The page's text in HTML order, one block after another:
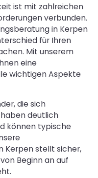
ist mit zahlreichen
verbunden.
in Kerpen
für Ihren
Mit unserem
eine
wichtigen Aspekte
die sich
deutlich
können typische
Kerpen stellt sicher,
Beginn an auf